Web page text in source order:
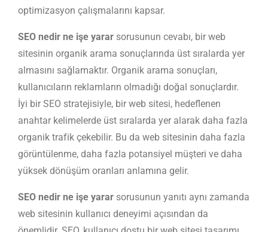
optimizasyon çalışmalarını kapsar.
SEO nedir ne işe yarar sorusunun cevabı, bir web
sitesinin organik arama sonuçlarında üst sıralarda yer
almasını sağlamaktır. Organik arama sonuçları,
kullanıcıların reklamların olmadığı doğal sonuçlardır.
İyi bir SEO stratejisiyle, bir web sitesi, hedeflenen
anahtar kelimelerde üst sıralarda yer alarak daha fazla
organik trafik çekebilir. Bu da web sitesinin daha fazla
görüntülenme, daha fazla potansiyel müşteri ve daha
yüksek dönüşüm oranları anlamına gelir.
SEO nedir ne işe yarar sorusunun yanıtı aynı zamanda
web sitesinin kullanıcı deneyimi açısından da